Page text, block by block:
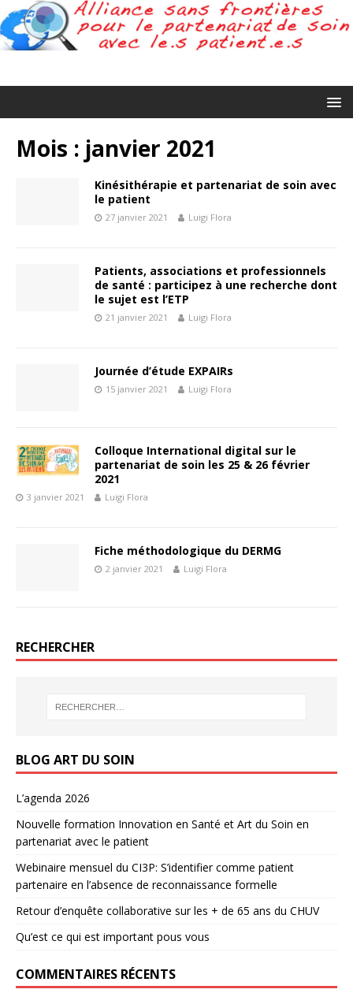
Mois : janvier 2021
Kinésithérapie et partenariat de soin avec
le patient
27 janvier 2021 Luigi Flora
Patients, associations et professionnels
de santé : participez à une recherche dont
le sujet est l’ETP
21 janvier 2021 Luigi Flora
Journée d’étude EXPAIRs
15 janvier 2021 Luigi Flora
Colloque International digital sur le
partenariat de soin les 25 & 26 février
2021
3 janvier 2021 Luigi Flora
Fiche méthodologique du DERMG
2 janvier 2021 Luigi Flora
RECHERCHER
BLOG ART DU SOIN
L’agenda 2026
Nouvelle formation Innovation en Santé et Art du Soin en
partenariat avec le patient
Webinaire mensuel du CI3P: S’identifier comme patient
partenaire en l’absence de reconnaissance formelle
Retour d’enquête collaborative sur les + de 65 ans du CHUV
Qu’est ce qui est important pous vous
COMMENTAIRES RÉCENTS